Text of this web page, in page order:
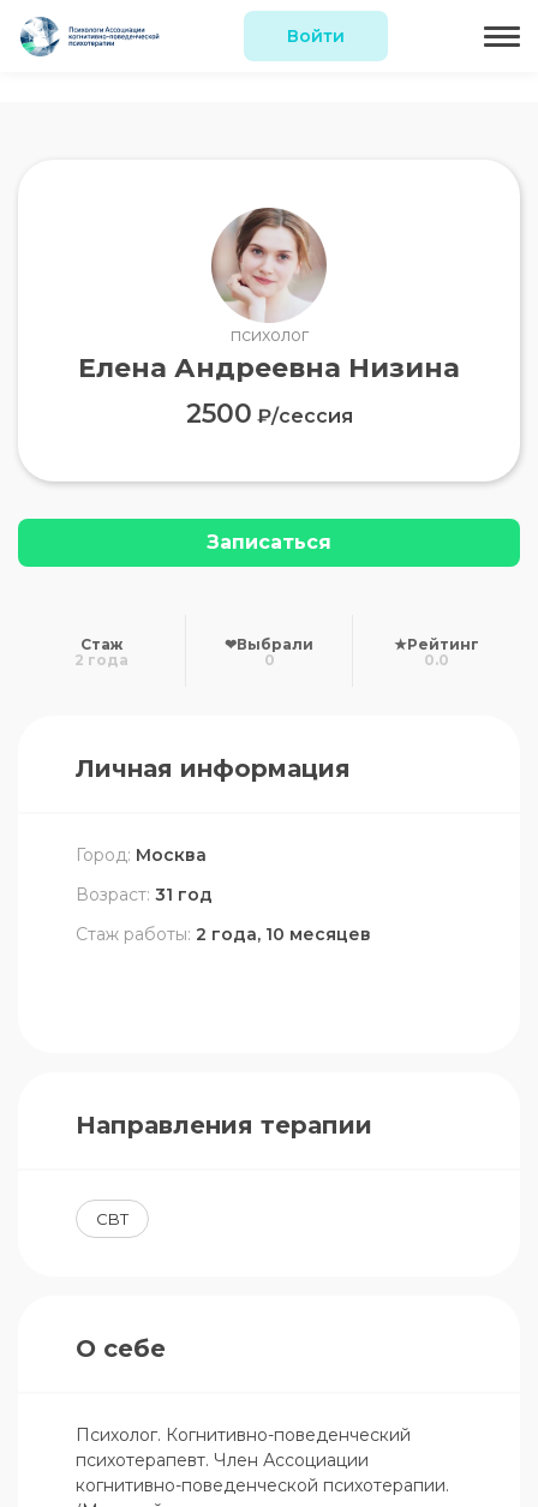
Войти
психолог
Елена Андреевна Низина
2500 ₽/сессия
Записаться
Стаж
2 года
❤Выбрали
0
★Рейтинг
0.0
Личная информация
Город: Москва
Возраст: 31 год
Стаж работы: 2 года, 10 месяцев
Направления терапии
CBT
О себе
Психолог. Когнитивно-поведенческий
психотерапевт. Член Ассоциации
когнитивно-поведенческой психотерапии.